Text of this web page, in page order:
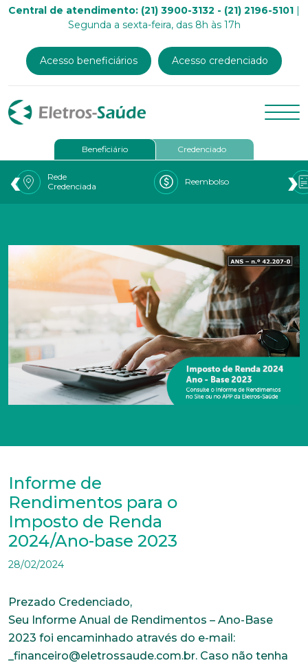
Central de atendimento: (21) 3900-3132 - (21) 2196-5101 |
Segunda a sexta-feira, das 8h às 17h
Acesso beneficiários Acesso credenciado
Beneficiário Credenciado
Rede
Credenciada
Reembolso
‹ ›
Informe de
Rendimentos para o
Imposto de Renda
2024/Ano-base 2023
28/02/2024
Prezado Credenciado,
Seu Informe Anual de Rendimentos – Ano-Base
2023 foi encaminhado através do e-mail:
_financeiro@eletrossaude.com.br. Caso não tenha